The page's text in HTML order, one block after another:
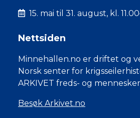
15. mai til 31. august, kl.
Nettsiden
Minnehallen.no er driftet og
Norsk senter for
ARKIVET freds- og
Besøk Arkivet.no